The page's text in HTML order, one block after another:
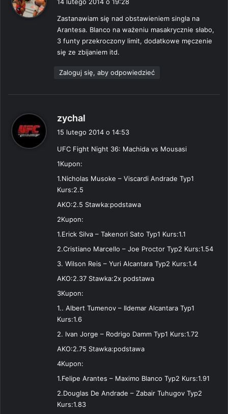
z
e
:
Zastanawiam się nad obstawieniem singla na
Arantesa. Blanco na ważeniu masakrycznie słabo,
3 funty przekroczony limit, dodatkowe męczenie
się ze zbijaniem itd.
Zaloguj się, aby odpowiedzieć
zychal
z
15 lutego 2014 o 14:53
UFC Fight Night 36: Machida vs Mousasi
1Kupon:
1.Nicholas Musoke – Viscardi Andrade Typ1
Kurs:2.5
AKO:2.5 Stawka:podstawa
2Kupon:
1.Erick Silva – Takenori Sato Typ1 Kurs:1.1
2.Cristiano Marcello – Joe Proctor Typ2 Kurs:1.54
3. Wilson Reis – Yuri Alcantara Typ2 Kurs:1.4
AKO:2.37 Stawka:2x podstawa
3Kupon:
1.. Albert Tumenov – Ildemar Alcantara Typ1
Kurs:1.6
2. Ivan Jorge – Rodrigo Damm Typ1 Kurs:1.72
AKO:2.75 Stawka:podstawa
4Kupon:
1.Felipe Arantes – Maximo Blanco Typ2 Kurs:1.91
2.Douglas De Andrade – Zabair Tuhugov Typ2
Kurs:1.83